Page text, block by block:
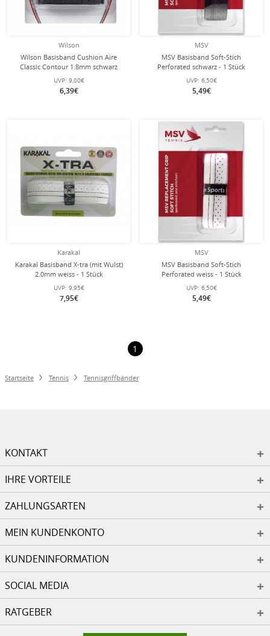
Wilson
Wilson Basisband Cushion Aire
Classic Contour 1.8mm schwarz
UVP: 9,00€
6,39€
MSV
MSV Basisband Soft-Stich
Perforated schwarz - 1 Stück
UVP: 6,50€
5,49€
Karakal
Karakal Basisband X-tra (mit Wulst)
2.0mm weiss - 1 Stück
UVP: 9,95€
7,95€
MSV
MSV Basisband Soft-Stich
Perforated weiss - 1 Stück
UVP: 6,50€
5,49€
1
Startseite Tennis Tennisgriffbänder
KONTAKT
IHRE VORTEILE
ZAHLUNGSARTEN
MEIN KUNDENKONTO
KUNDENINFORMATION
SOCIAL MEDIA
RATGEBER